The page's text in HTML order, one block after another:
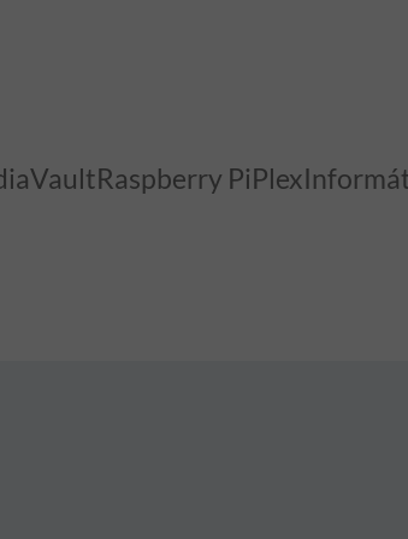
Raspberry PiPlex